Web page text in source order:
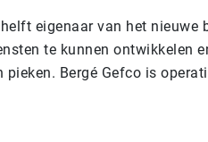
eigenaar van het nieuwe
te kunnen ontwikkelen
pieken. Bergé Gefco is